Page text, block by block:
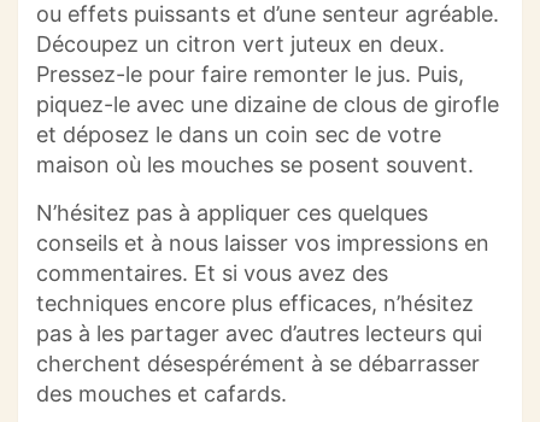
ou effets puissants et d’une senteur agréable.
Découpez un citron vert juteux en deux.
Pressez-le pour faire remonter le jus. Puis,
piquez-le avec une dizaine de clous de girofle
et déposez le dans un coin sec de votre
maison où les mouches se posent souvent.
N’hésitez pas à appliquer ces quelques
conseils et à nous laisser vos impressions en
commentaires. Et si vous avez des
techniques encore plus efficaces, n’hésitez
pas à les partager avec d’autres lecteurs qui
cherchent désespérément à se débarrasser
des mouches et cafards.